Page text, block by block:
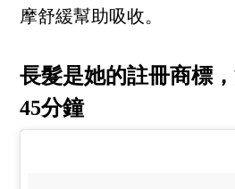
摩舒緩幫助吸收。
長髮是她的註冊商標
45分鐘